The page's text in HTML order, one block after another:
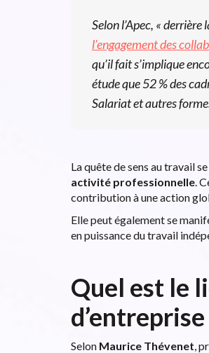
Selon l’Apec, « derrière
l’engagement des
qu’il fait s’implique
étude que 52 % des
Salariat et autres
La quête de sens au travail
activité professionnelle.
contribution à une action
Elle peut également se
en puissance du travail
Quel est le
d’entreprise
Selon Maurice Thévenet,